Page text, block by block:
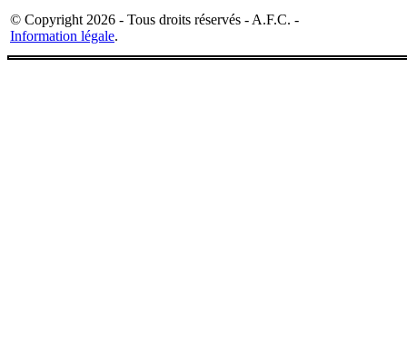
© Copyright 2026 - Tous droits réservés - A.F.C. -
Information légale.